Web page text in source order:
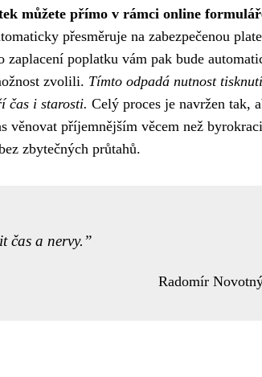
můžete přímo v rámci online
přesměruje na zabezpečenou
zaplacení poplatku vám pak bude
zvolili. Tímto odpadá nutnost
čas i starosti. Celý proces je navržen tak,
příjemnějším věcem než
zbytečných průtahů.
čas a nervy.
Radomír